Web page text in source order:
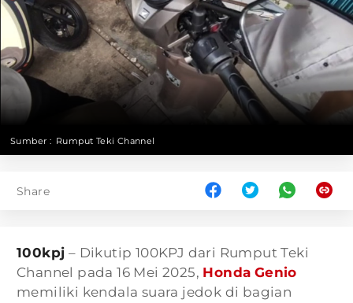
Sumber : Rumput Teki Channel
Share
100kpj – Dikutip 100KPJ dari Rumput Teki
Channel pada 16 Mei 2025, Honda Genio
memiliki kendala suara jedok di bagian